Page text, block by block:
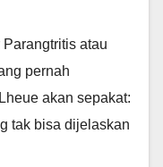
atau
pernah
akan sepakat:
tak bisa dijelaskan